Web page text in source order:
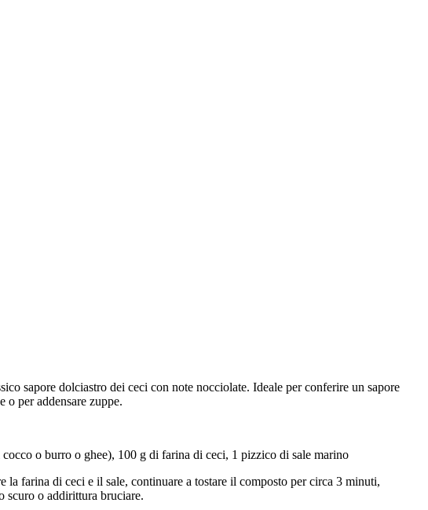
sapore dolciastro dei ceci con note nocciolate. Ideale per conferire un sapore
per addensare zuppe.
o burro o ghee), 100 g di farina di ceci, 1 pizzico di sale marino
la farina di ceci e il sale, continuare a tostare il composto per circa 3 minuti,
scuro o addirittura bruciare.